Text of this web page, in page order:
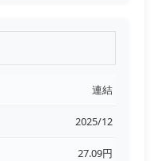
連結
2025/12
27.09円